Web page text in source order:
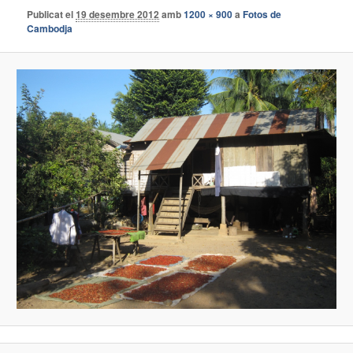
Publicat el19 desembre 2012 amb1200 × 900aFotos de
Cambodja